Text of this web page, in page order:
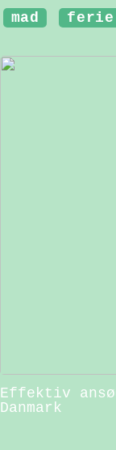
mad ferie
Effektiv
Danmark